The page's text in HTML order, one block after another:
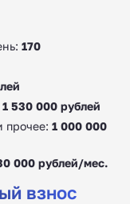
170
1 530 000 рублей
прочее: 1 000 000
000 рублей/мес.
взнос